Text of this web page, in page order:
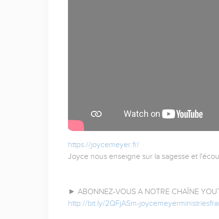
https://joycemeyer.fr/
Joyce nous enseigne sur la sagesse et
► ABONNEZ-VOUS A NOTRE CHAÎNE
http://bit.ly/2QFjASm-